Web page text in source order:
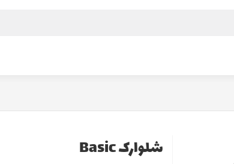
شلوارک Basic